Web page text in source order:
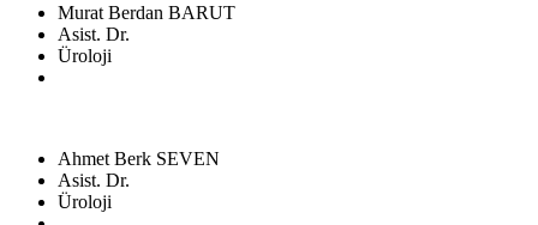
Murat Berdan BARUT
Asist. Dr.
Üroloji
Ahmet Berk SEVEN
Asist. Dr.
Üroloji